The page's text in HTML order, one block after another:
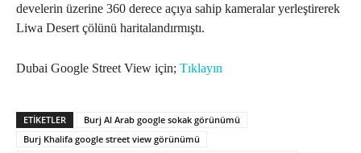
develerin üzerine 360 derece açıya sahip kameralar yerleştirerek
Liwa Desert çölünü haritalandırmıştı.
Dubai Google Street View için; Tıklayın
ETIKETLER
Burj Al Arab google sokak görünümü
Burj Khalifa google street view görünümü